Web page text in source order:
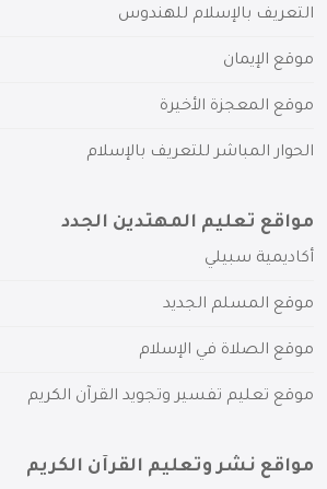
التعريف بالإسلام للهندوس
موقع الإيمان
موقع المعجزة الأخيرة
الحوار المباشر للتعريف بالإسلام
مواقع تعليم المهتدين الجدد
أكاديمية سبيلي
موقع المسلم الجديد
موقع الصلاة في الإسلام
موقع تعليم تفسير وتجويد القرآن الكريم
مواقع نشر وتعليم القرآن الكريم